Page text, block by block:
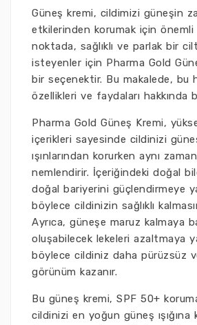
Güneş kremi, cildimizi güneşin
etkilerinden korumak için önemli
noktada, sağlıklı ve parlak bir
isteyenler için Pharma Gold
bir seçenektir. Bu makalede, bu
özellikleri ve faydaları hakkında
Pharma Gold Güneş Kremi,
içerikleri sayesinde cildinizi
ışınlarından korurken aynı
nemlendirir. İçeriğindeki doğal
doğal bariyerini güçlendirmeye
böylece cildinizin sağlıklı
Ayrıca, güneşe maruz kalmaya
oluşabilecek lekeleri azaltmaya
böylece cildiniz daha pürüzsüz
görünüm kazanır.
Bu güneş kremi, SPF 50+
cildinizi en yoğun güneş ışığına